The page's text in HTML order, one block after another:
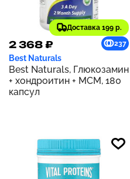
Доставка 199 р.
2 368 ₽ 237
Best Naturals
Best Naturals, Глюкозамин
+ хондроитин + МСМ, 180
капсул